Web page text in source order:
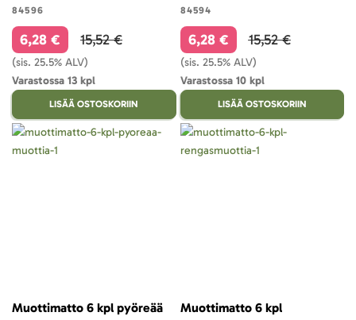
84596
6,28 € 15,52 €
(sis. 25.5% ALV)
Varastossa 13 kpl
LISÄÄ OSTOSKORIIN
84594
6,28 € 15,52 €
(sis. 25.5% ALV)
Varastossa 10 kpl
LISÄÄ OSTOSKORIIN
Muottimatto 6 kpl pyöreää
Muottimatto 6 kpl